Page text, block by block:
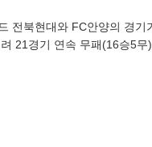
전북현대와 FC안양의 경기
21경기 연속 무패(16승5무)